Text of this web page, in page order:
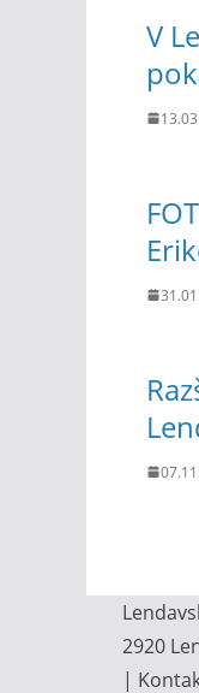
V
2920
|